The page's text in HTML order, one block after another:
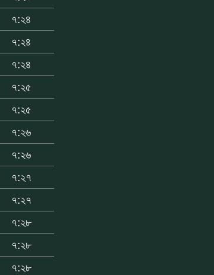
৭:২৪
৭:২৪
৭:২৪
৭:২৫
৭:২৫
৭:২৬
৭:২৬
৭:২৭
৭:২৭
৭:২৮
৭:২৮
৭:২৮